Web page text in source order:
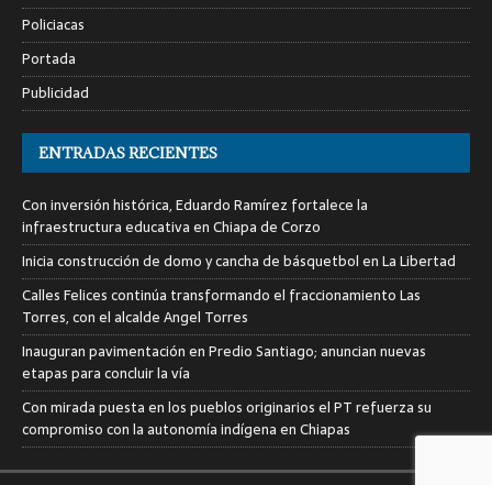
Policiacas
Portada
Publicidad
ENTRADAS RECIENTES
Con inversión histórica, Eduardo Ramírez fortalece la
infraestructura educativa en Chiapa de Corzo
Inicia construcción de domo y cancha de básquetbol en La Libertad
Calles Felices continúa transformando el fraccionamiento Las
Torres, con el alcalde Angel Torres
Inauguran pavimentación en Predio Santiago; anuncian nuevas
etapas para concluir la vía
Con mirada puesta en los pueblos originarios el PT refuerza su
compromiso con la autonomía indígena en Chiapas